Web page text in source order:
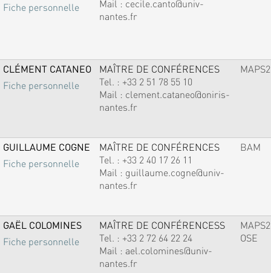
Fiche personnelle
Mail : cecile.canto@univ-
nantes.fr
CLÉMENT CATANEO
Fiche personnelle
MAÎTRE DE CONFÉRENCES
Tel. : +33 2 51 78 55 10
Mail : clement.cataneo@oniris-
nantes.fr
MAPS2
GUILLAUME COGNE
Fiche personnelle
MAÎTRE DE CONFÉRENCES
Tel. : +33 2 40 17 26 11
Mail : guillaume.cogne@univ-
nantes.fr
BAM
GAËL COLOMINES
Fiche personnelle
MAÎTRE DE CONFÉRENCESS
Tel. : +33 2 72 64 22 24
Mail : ael.colomines@univ-
nantes.fr
MAPS2
OSE